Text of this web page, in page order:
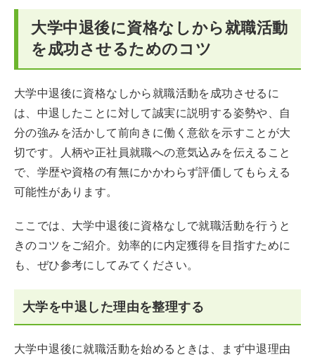
大学中退後に資格なしから就職活動
を成功させるためのコツ
大学中退後に資格なしから就職活動を成功させるに
は、中退したことに対して誠実に説明する姿勢や、自
分の強みを活かして前向きに働く意欲を示すことが大
切です。人柄や正社員就職への意気込みを伝えること
で、学歴や資格の有無にかかわらず評価してもらえる
可能性があります。
ここでは、大学中退後に資格なしで就職活動を行うと
きのコツをご紹介。効率的に内定獲得を目指すために
も、ぜひ参考にしてみてください。
大学を中退した理由を整理する
大学中退後に就職活動を始めるときは、まず中退理由